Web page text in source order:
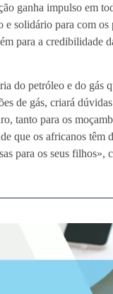
ganha impulso em
solidário para com
para a credibilidade
do petróleo e do gás
de gás, criará
tanto para os
que os africanos têm
para os seus filhos»,